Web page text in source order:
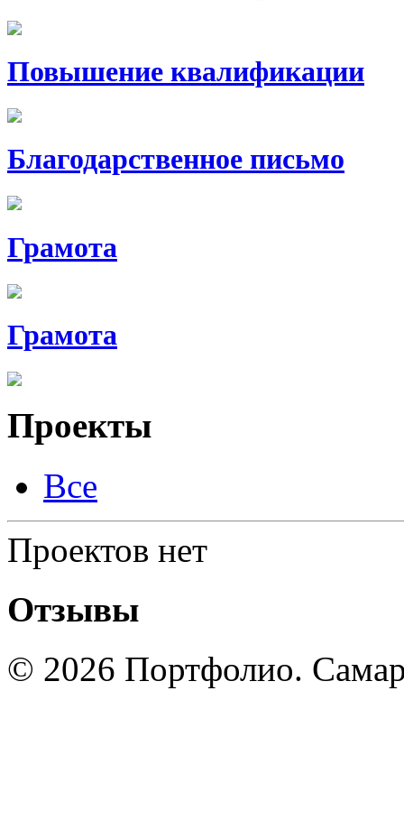
Повышение квалификации
Благодарственное письмо
Грамота
Грамота
Проекты
Все
Проектов нет
Отзывы
© 2026 Портфолио.